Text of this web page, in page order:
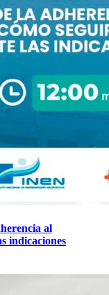
al
indicaciones